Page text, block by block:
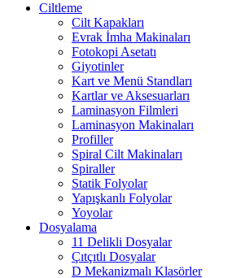
Ciltleme
Cilt Kapakları
Evrak İmha Makinaları
Fotokopi Asetatı
Giyotinler
Kart ve Menü Standları
Kartlar ve Aksesuarları
Laminasyon Filmleri
Laminasyon Makinaları
Profiller
Spiral Cilt Makinaları
Spiraller
Statik Folyolar
Yapışkanlı Folyolar
Yoyolar
Dosyalama
11 Delikli Dosyalar
Çıtçıtlı Dosyalar
D Mekanizmalı Klasörler